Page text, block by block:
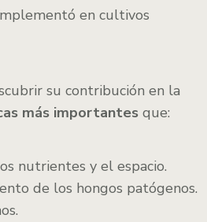
en cultivos
su contribución en la
más importantes que:
nutrientes y el espacio.
de los hongos patógenos.